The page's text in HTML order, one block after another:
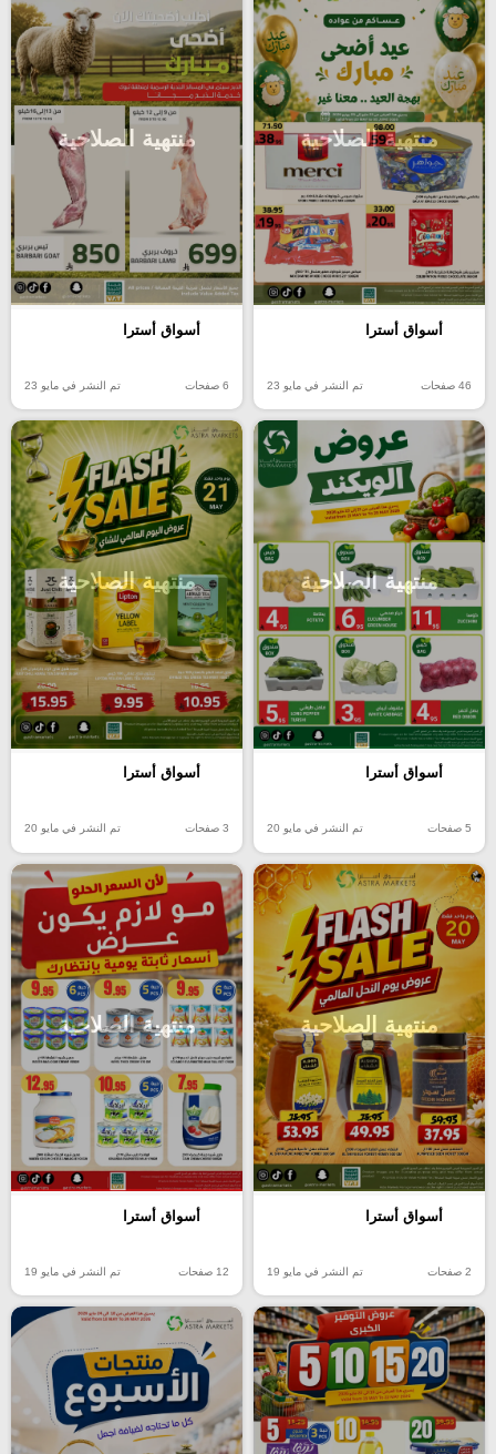
منتهية الصلاحية
أسواق أسترا
46 صفحات تم النشر في مايو 23
منتهية الصلاحية
أسواق أسترا
6 صفحات تم النشر في مايو 23
منتهية الصلاحية
أسواق أسترا
5 صفحات تم النشر في مايو 20
منتهية الصلاحية
أسواق أسترا
3 صفحات تم النشر في مايو 20
منتهية الصلاحية
أسواق أسترا
2 صفحات تم النشر في مايو 19
منتهية الصلاحية
أسواق أسترا
12 صفحات تم النشر في مايو 19